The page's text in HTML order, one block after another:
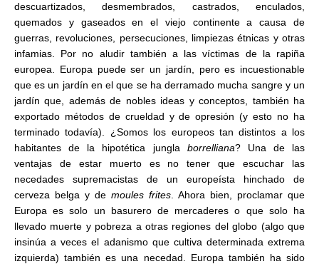
descuartizados, desmembrados, castrados, enculados,
quemados y gaseados en el viejo continente a causa de
guerras, revoluciones, persecuciones, limpiezas étnicas y otras
infamias. Por no aludir también a las víctimas de la rapiña
europea. Europa puede ser un jardín, pero es incuestionable
que es un jardín en el que se ha derramado mucha sangre y un
jardín que, además de nobles ideas y conceptos, también ha
exportado métodos de crueldad y de opresión (y esto no ha
terminado todavía). ¿Somos los europeos tan distintos a los
habitantes de la hipotética jungla borrelliana? Una de las
ventajas de estar muerto es no tener que escuchar las
necedades supremacistas de un europeísta hinchado de
cerveza belga y de moules frites . Ahora bien, proclamar que
Europa es solo un basurero de mercaderes o que solo ha
llevado muerte y pobreza a otras regiones del globo (algo que
insinúa a veces el adanismo que cultiva determinada extrema
izquierda) también es una necedad. Europa también ha sido